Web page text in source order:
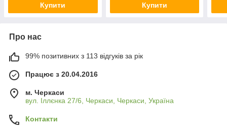
Купити Купити
Про нас
99% позитивних з 113 відгуків за рік
Працює з 20.04.2016
м. Черкаси
вул. Іллєнка 27/6, Черкаси, Черкаси, Україна
Контакти